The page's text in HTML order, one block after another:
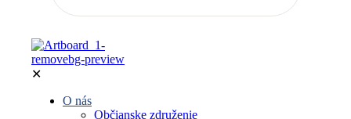
✕
O nás
Občianske združenie